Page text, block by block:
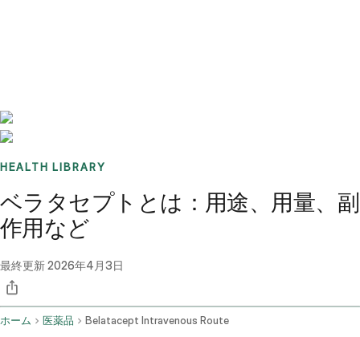
HEALTH LIBRARY
ベラタセプトとは：用途、用量、副
作用など
最終更新2026年4月3日
ホーム 医薬品 Belatacept Intravenous Route